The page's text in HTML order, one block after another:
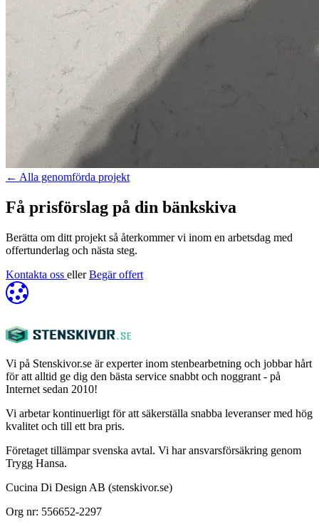
← Alla genomförda projekt
Få prisförslag på din bänkskiva
Berätta om ditt projekt så återkommer vi inom en arbetsdag med
offertunderlag och nästa steg.
Kontakta oss eller Begär offert
Vi på Stenskivor.se är experter inom stenbearbetning och jobbar hårt
för att alltid ge dig den bästa service snabbt och noggrant - på
Internet sedan 2010!
Vi arbetar kontinuerligt för att säkerställa snabba leveranser med hög
kvalitet och till ett bra pris.
Företaget tillämpar svenska avtal. Vi har ansvarsförsäkring genom
Trygg Hansa.
Cucina Di Design AB (stenskivor.se)
Org nr: 556652-2297